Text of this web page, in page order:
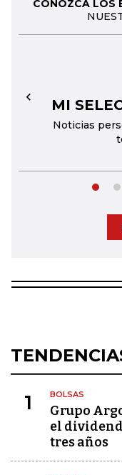
CONOZCA LOS
MI
Noticias
←
1 BOLSAS
Grupo
el
tres años